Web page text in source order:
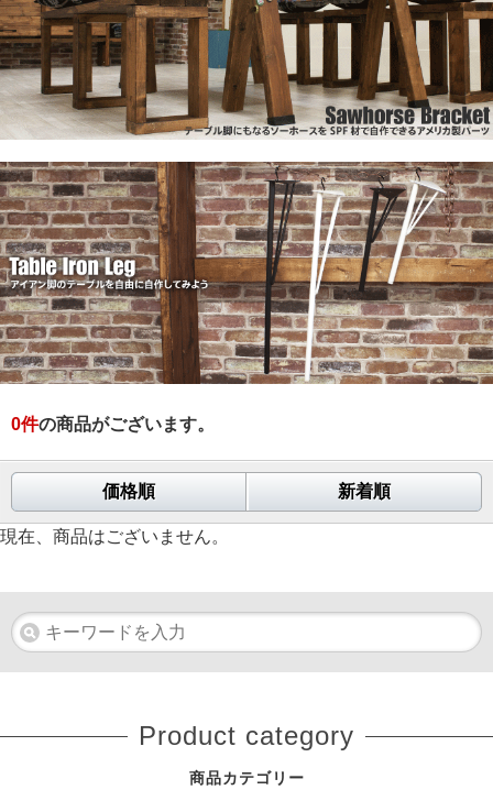
0件の商品がございます。
価格順 新着順
現在、商品はございません。
Product category
商品カテゴリー